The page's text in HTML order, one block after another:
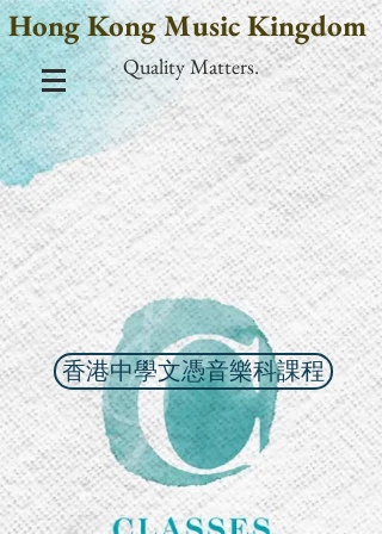
Hong Kong Music Kingdom
Quality Matters.
香港中學文憑音樂科課程